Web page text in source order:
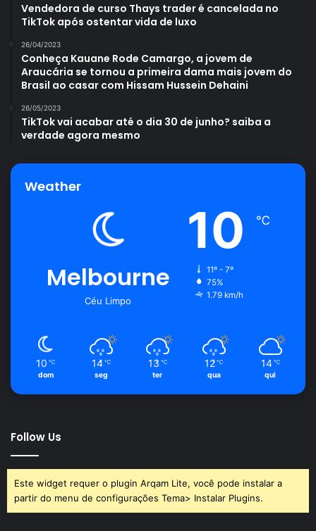
Vendedora de curso Thays trader é cancelada no
TikTok após ostentar vida de luxo
26/04/2023
Conheça Kauane Rode Camargo, a jovem de
Araucária se tornou a primeira dama mais jovem do
Brasil ao casar com Hissam Hussein Dehaini
26/05/2023
TikTok vai acabar até o dia 30 de junho? saiba a
verdade agora mesmo
Weather
Melbourne
Céu Limpo
10 ℃
11º - 7º
75%
1.79 km/h
10 ℃
dom
14 ℃
seg
13 ℃
ter
12 ℃
qua
14 ℃
qui
Follow Us
Este widget requer o plugin Arqam Lite, você pode instalar a
partir do menu de configurações Tema> Instalar Plugins.